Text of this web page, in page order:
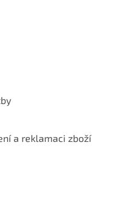
a reklamaci zboží